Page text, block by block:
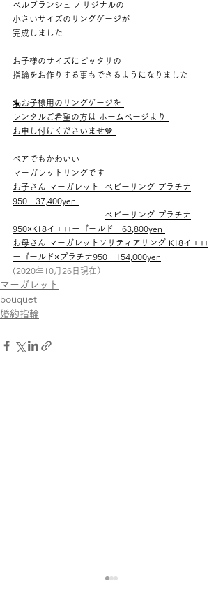
ベルブランシュ オリジナルの
小さいサイズのリングゲージが
完成しました
お子様のサイズにピッタリの
指輪をお作りする事もできるようになりました
🎠お子様用のリングゲージを
レンタルご希望の方は ホームページより
お申し付けくださいませ🤎
ペアでもかわいい
マーガレットリングです
お子さん マーガレット  ベビーリング プラチナ
950　37,400yen
ベビーリング プラチナ
950×K18イエローゴールド　63,800yen
お母さん マーガレットソリティアリング K18イエロ
ーゴールド×プラチナ950　154,000yen
(2020年10月26日現在）
マーガレット
bouquet
婚約指輪